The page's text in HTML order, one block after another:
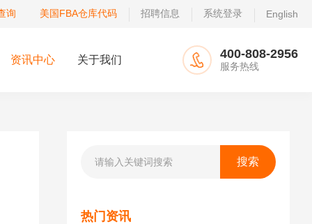
询 美国FBA仓库代码 招聘信息 系统登录 English
资讯中心 关于我们 400-808-2956
服务热线
热门资讯